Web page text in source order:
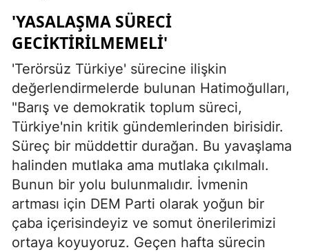
'YASALAŞMA SÜRECİ
GECİKTİRİLMEMELİ'
'Terörsüz Türkiye' sürecine ilişkin
değerlendirmelerde bulunan Hatimoğulları,
"Barış ve demokratik toplum süreci,
Türkiye'nin kritik gündemlerinden birisidir.
Süreç bir müddettir durağan. Bu yavaşlama
halinden mutlaka ama mutlaka çıkılmalı.
Bunun bir yolu bulunmalıdır. İvmenin
artması için DEM Parti olarak yoğun bir
çaba içerisindeyiz ve somut önerilerimizi
ortaya koyuyoruz. Geçen hafta sürecin